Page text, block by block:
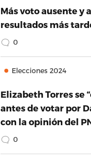
Más voto ausente y
resultados más
0
Elecciones 2024
Elizabeth Torres se
antes de votar por
con la opinión del
0